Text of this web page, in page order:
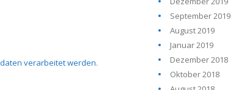
verarbeitet werden.
September 2019
August 2019
Januar 2019
Dezember 2018
Oktober 2018